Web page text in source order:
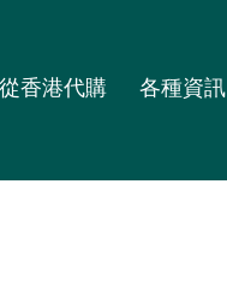
從香港代購 各種資訊